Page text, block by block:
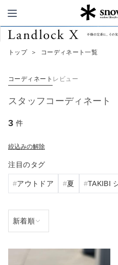
Snow
トップ ＞ コーディネート一覧
コーディネート レビュー
スタッフコーディネート
3 件
絞込みの解除
注目のタグ
アウトドア 夏 TAKIBI